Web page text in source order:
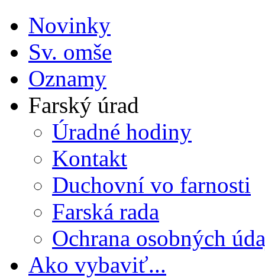
Novinky
Sv. omše
Oznamy
Farský úrad
Úradné hodiny
Kontakt
Duchovní vo farnosti
Farská rada
Ochrana osobných
Ako vybaviť...